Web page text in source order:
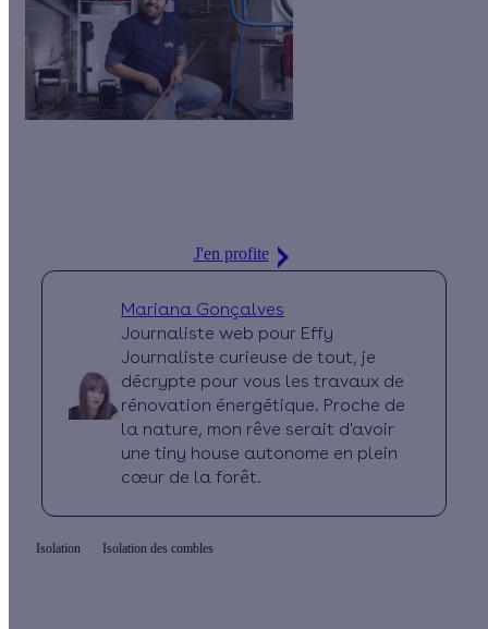
J'en profite
Mariana Gonçalves
Journaliste web pour Effy
Journaliste curieuse de tout, je
décrypte pour vous les travaux de
rénovation énergétique. Proche de
la nature, mon rêve serait d'avoir
une tiny house autonome en plein
cœur de la forêt.
Isolation Isolation des combles